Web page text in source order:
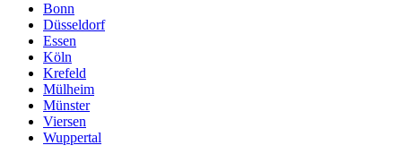
Bonn
Düsseldorf
Essen
Köln
Krefeld
Mülheim
Münster
Viersen
Wuppertal